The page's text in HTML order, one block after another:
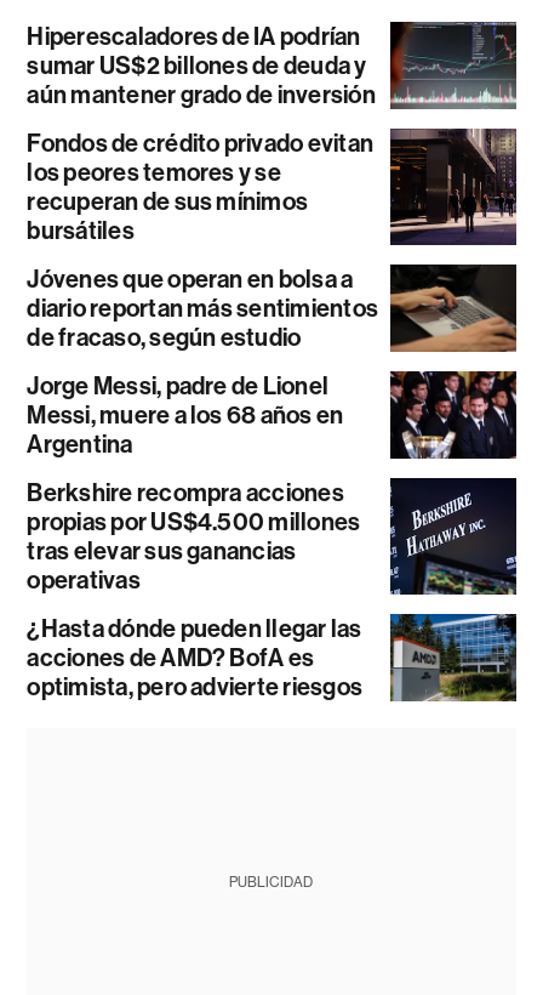
Hiperescaladores de IA podrían
sumar US$2 billones de deuda y
aún mantener grado de inversión
Fondos de crédito privado evitan
los peores temores y se
recuperan de sus mínimos
bursátiles
Jóvenes que operan en bolsa a
diario reportan más sentimientos
de fracaso, según estudio
Jorge Messi, padre de Lionel
Messi, muere a los 68 años en
Argentina
Berkshire recompra acciones
propias por US$4.500 millones
tras elevar sus ganancias
operativas
¿Hasta dónde pueden llegar las
acciones de AMD? BofA es
optimista, pero advierte riesgos
PUBLICIDAD